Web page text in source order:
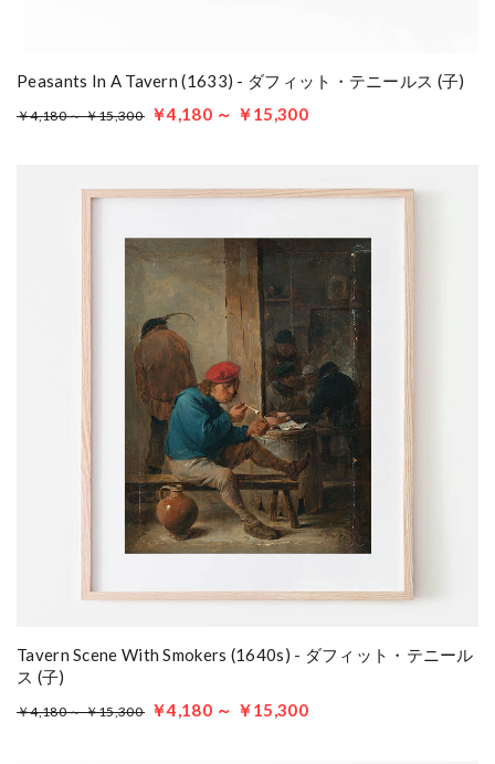
Peasants In A Tavern (1633) - ダフィット・テニールス (子)
￥4,180 ～ ￥15,300 ￥4,180 ～ ￥15,300
Tavern Scene With Smokers (1640s) - ダフィット・テニール
ス (子)
￥4,180 ～ ￥15,300 ￥4,180 ～ ￥15,300